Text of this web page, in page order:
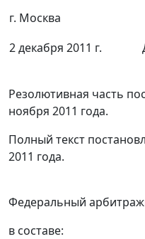
г. Москва
2 декабря 2011 г.
Резолютивная часть
ноября 2011 года.
Полный текст
2011 года.
Федеральный
в составе: